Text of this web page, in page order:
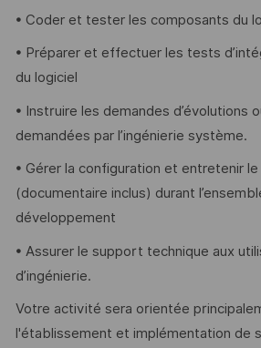
• Coder et tester les composants du
• Préparer et effectuer les tests
du logiciel
• Instruire les demandes d’évolutions
demandées par l’ingénierie système.
• Gérer la configuration et entretenir
(documentaire inclus) durant
développement
• Assurer le support technique aux
d’ingénierie.
Votre activité sera orientée
l'établissement et implémentation de